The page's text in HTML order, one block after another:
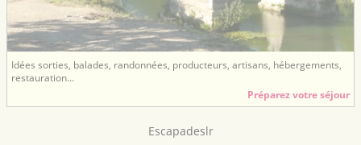
Idées sorties, balades, randonnées, producteurs, artisans, hébergements,
restauration...
Préparez votre séjour
Escapadeslr